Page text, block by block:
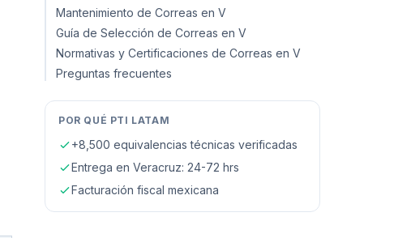
Mantenimiento de Correas en V
Guía de Selección de Correas en V
Normativas y Certificaciones de Correas en V
Preguntas frecuentes
POR QUÉ PTI LATAM
+8,500 equivalencias técnicas verificadas
Entrega en Veracruz: 24-72 hrs
Facturación fiscal mexicana